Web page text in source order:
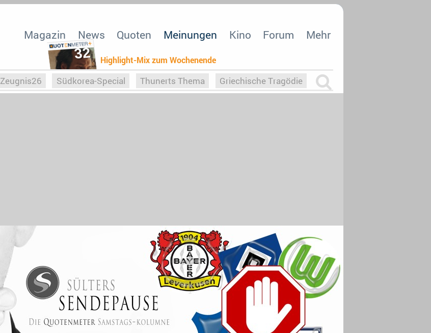
32 Highlight-Mix zum Wochenende
Magazin News Quoten Meinungen Kino Forum Mehr
Zeugnis26 Südkorea-Special Thunerts Thema Griechische Tragödie